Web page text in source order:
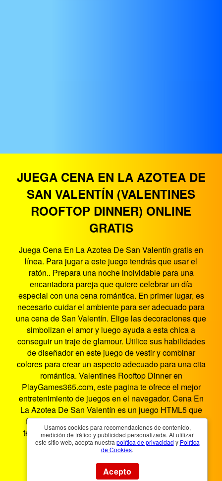
JUEGA CENA EN LA AZOTEA DE
SAN VALENTÍN (VALENTINES
ROOFTOP DINNER) ONLINE
GRATIS
Juega Cena En La Azotea De San Valentín gratis en
línea. Para jugar a este juego tendrás que usar el
ratón.. Prepara una noche inolvidable para una
encantadora pareja que quiere celebrar un día
especial con una cena romántica. En primer lugar, es
necesario cuidar el ambiente para ser adecuado para
una cena de San Valentín. Elige las decoraciones que
simbolizan el amor y luego ayuda a esta chica a
conseguir un traje de glamour. Utilice sus habilidades
de diseñador en este juego de vestir y combinar
colores para crear un aspecto adecuado para una cita
romántica. Valentines Rooftop Dinner en
PlayGames365.com, este pagina te ofrece el mejor
entretenimiento de juegos en el navegador. Cena En
La Azotea De San Valentín es un juego HTML5 que
funciona en teléfonos inteligentes, tabletas, PC y
televisores inteligentes. Puedes jugar Cena En La
Azotea De San Valentín en cualquier lugar y en
cualquier momento.
Usamos cookies para recomendaciones de contenido,
medición de tráfico y publicidad personalizada. Al utilizar
este sitio web, acepta nuestra política de privacidad y Política
de Cookies.
Acepto